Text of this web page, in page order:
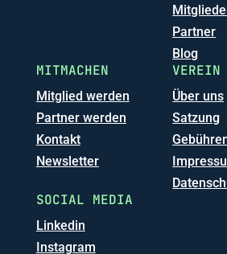
Partner
Blog
MITMACHEN
Mitglied werden
Partner werden
Kontakt
Newsletter
VEREIN
Über uns
Satzung
SOCIAL MEDIA
Linkedin
Instagram